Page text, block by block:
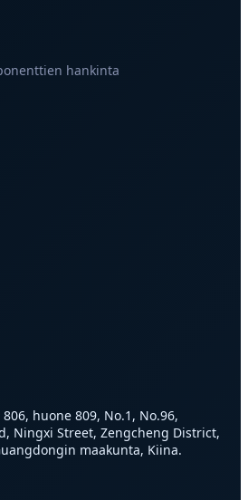
hankinta
huone 809, No.1, No.96,
Ningxi Street, Zengcheng District,
maakunta, Kiina.